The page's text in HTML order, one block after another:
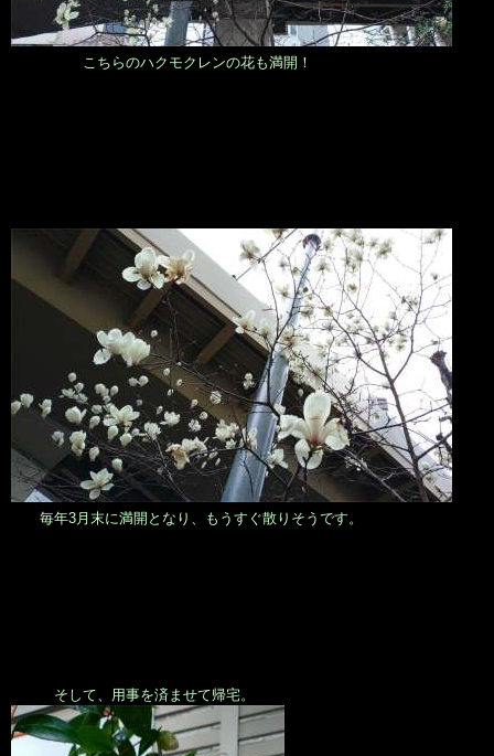
こちらのハクモクレンの花も満開！
毎年3月末に満開となり、もうすぐ散りそうです。
そして、用事を済ませて帰宅。